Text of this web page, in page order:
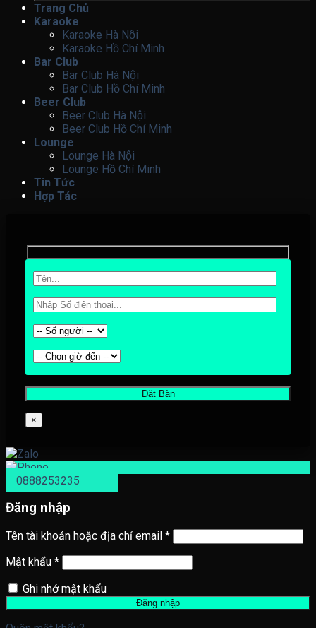
Trang Chủ
Karaoke
Karaoke Hà Nội
Karaoke Hồ Chí Minh
Bar Club
Bar Club Hà Nội
Bar Club Hồ Chí Minh
Beer Club
Beer Club Hà Nội
Beer Club Hồ Chí Minh
Lounge
Lounge Hà Nội
Lounge Hồ Chí Minh
Tin Tức
Hợp Tác
×
0888253235
Đăng nhập
Tên tài khoản hoặc địa chỉ email *
Mật khẩu *
Ghi nhớ mật khẩu
Đăng nhập